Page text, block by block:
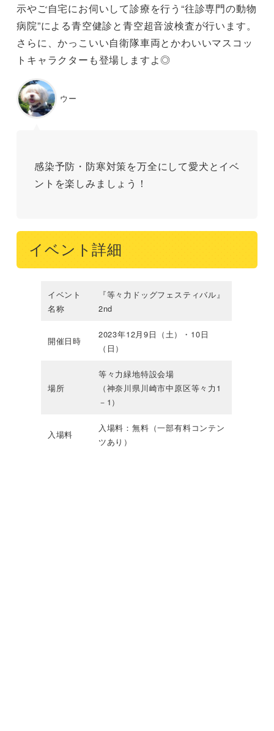
示やご自宅にお伺いして診療を行う“往診専門の動物
病院”による青空健診と青空超音波検査が行います。
さらに、かっこいい自衛隊車両とかわいいマスコッ
トキャラクターも登場しますよ◎
ウー
感染予防・防寒対策を万全にして愛犬とイベ
ントを楽しみましょう！
イベント詳細
イベント
名称
『等々力ドッグフェスティバル』
2nd
開催日時
2023年12月9日（土）・10日
（日）
場所
等々力緑地特設会場
（神奈川県川崎市中原区等々力1
－1）
入場料
入場料：無料（一部有料コンテン
ツあり）